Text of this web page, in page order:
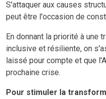
S'attaquer aux causes
peut être l'occasion de
En donnant la priorité à une
inclusive et résiliente, on
laissé pour compte et que
prochaine crise.
Pour stimuler la